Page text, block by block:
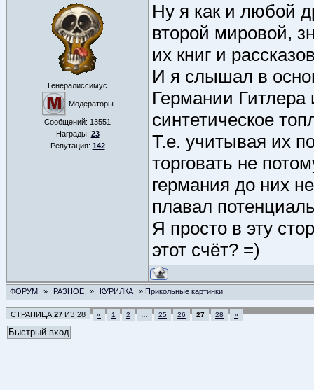
Генералиссимус
Модераторы
Сообщений: 13551
Награды: 23
Репутация: 142
Ну я как и любой
второй мировой,
их книг и
И я слышал в
Германии
синтетическое
Т.е. учитывая их
торговать не
германия до них
плавал
Я просто в эту
этот счёт? =)
ФОРУМ » РАЗНОЕ » КУРИЛКА » Прикольные картинки
СТРАНИЦА 27 ИЗ 28 « 1 2 25 26 27 28 »